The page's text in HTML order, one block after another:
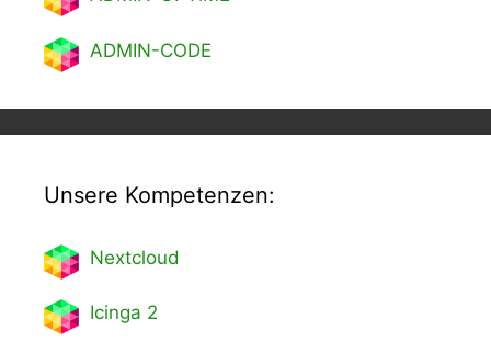
ADMIN-CODE
Unsere Kompetenzen:
Nextcloud
Icinga 2